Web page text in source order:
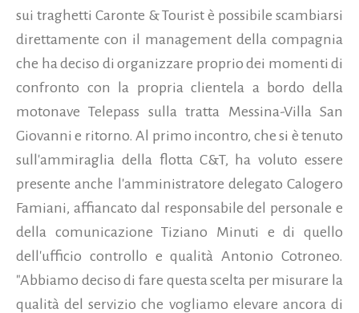
sui traghetti Caronte & Tourist è possibile scambiarsi
direttamente con il management della compagnia
che ha deciso di organizzare proprio dei momenti di
confronto con la propria clientela a bordo della
motonave Telepass sulla tratta Messina-Villa San
Giovanni e ritorno. Al primo incontro, che si è tenuto
sull'ammiraglia della flotta C&T, ha voluto essere
presente anche l'amministratore delegato Calogero
Famiani, affiancato dal responsabile del personale e
della comunicazione Tiziano Minuti e di quello
dell'ufficio controllo e qualità Antonio Cotroneo.
"Abbiamo deciso di fare questa scelta per misurare la
qualità del servizio che vogliamo elevare ancora di